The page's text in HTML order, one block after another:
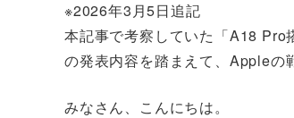
※2026年3月5日追記
本記事で考察していた「A18
の発表内容を踏まえて、Appleの
みなさん、こんにちは。